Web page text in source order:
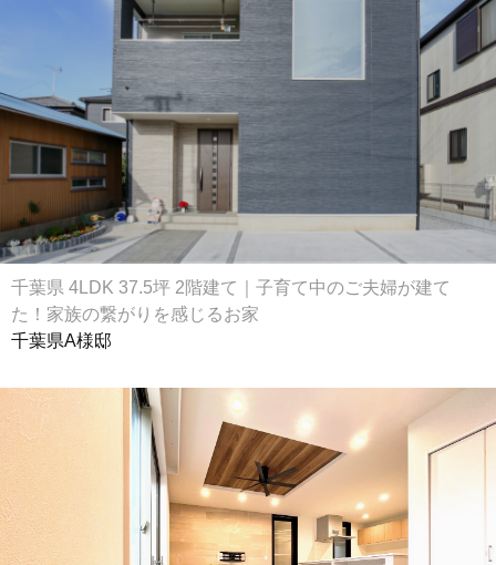
千葉県 4LDK 37.5坪 2階建て｜子育て中のご夫婦が建て
た！家族の繋がりを感じるお家
千葉県A様邸